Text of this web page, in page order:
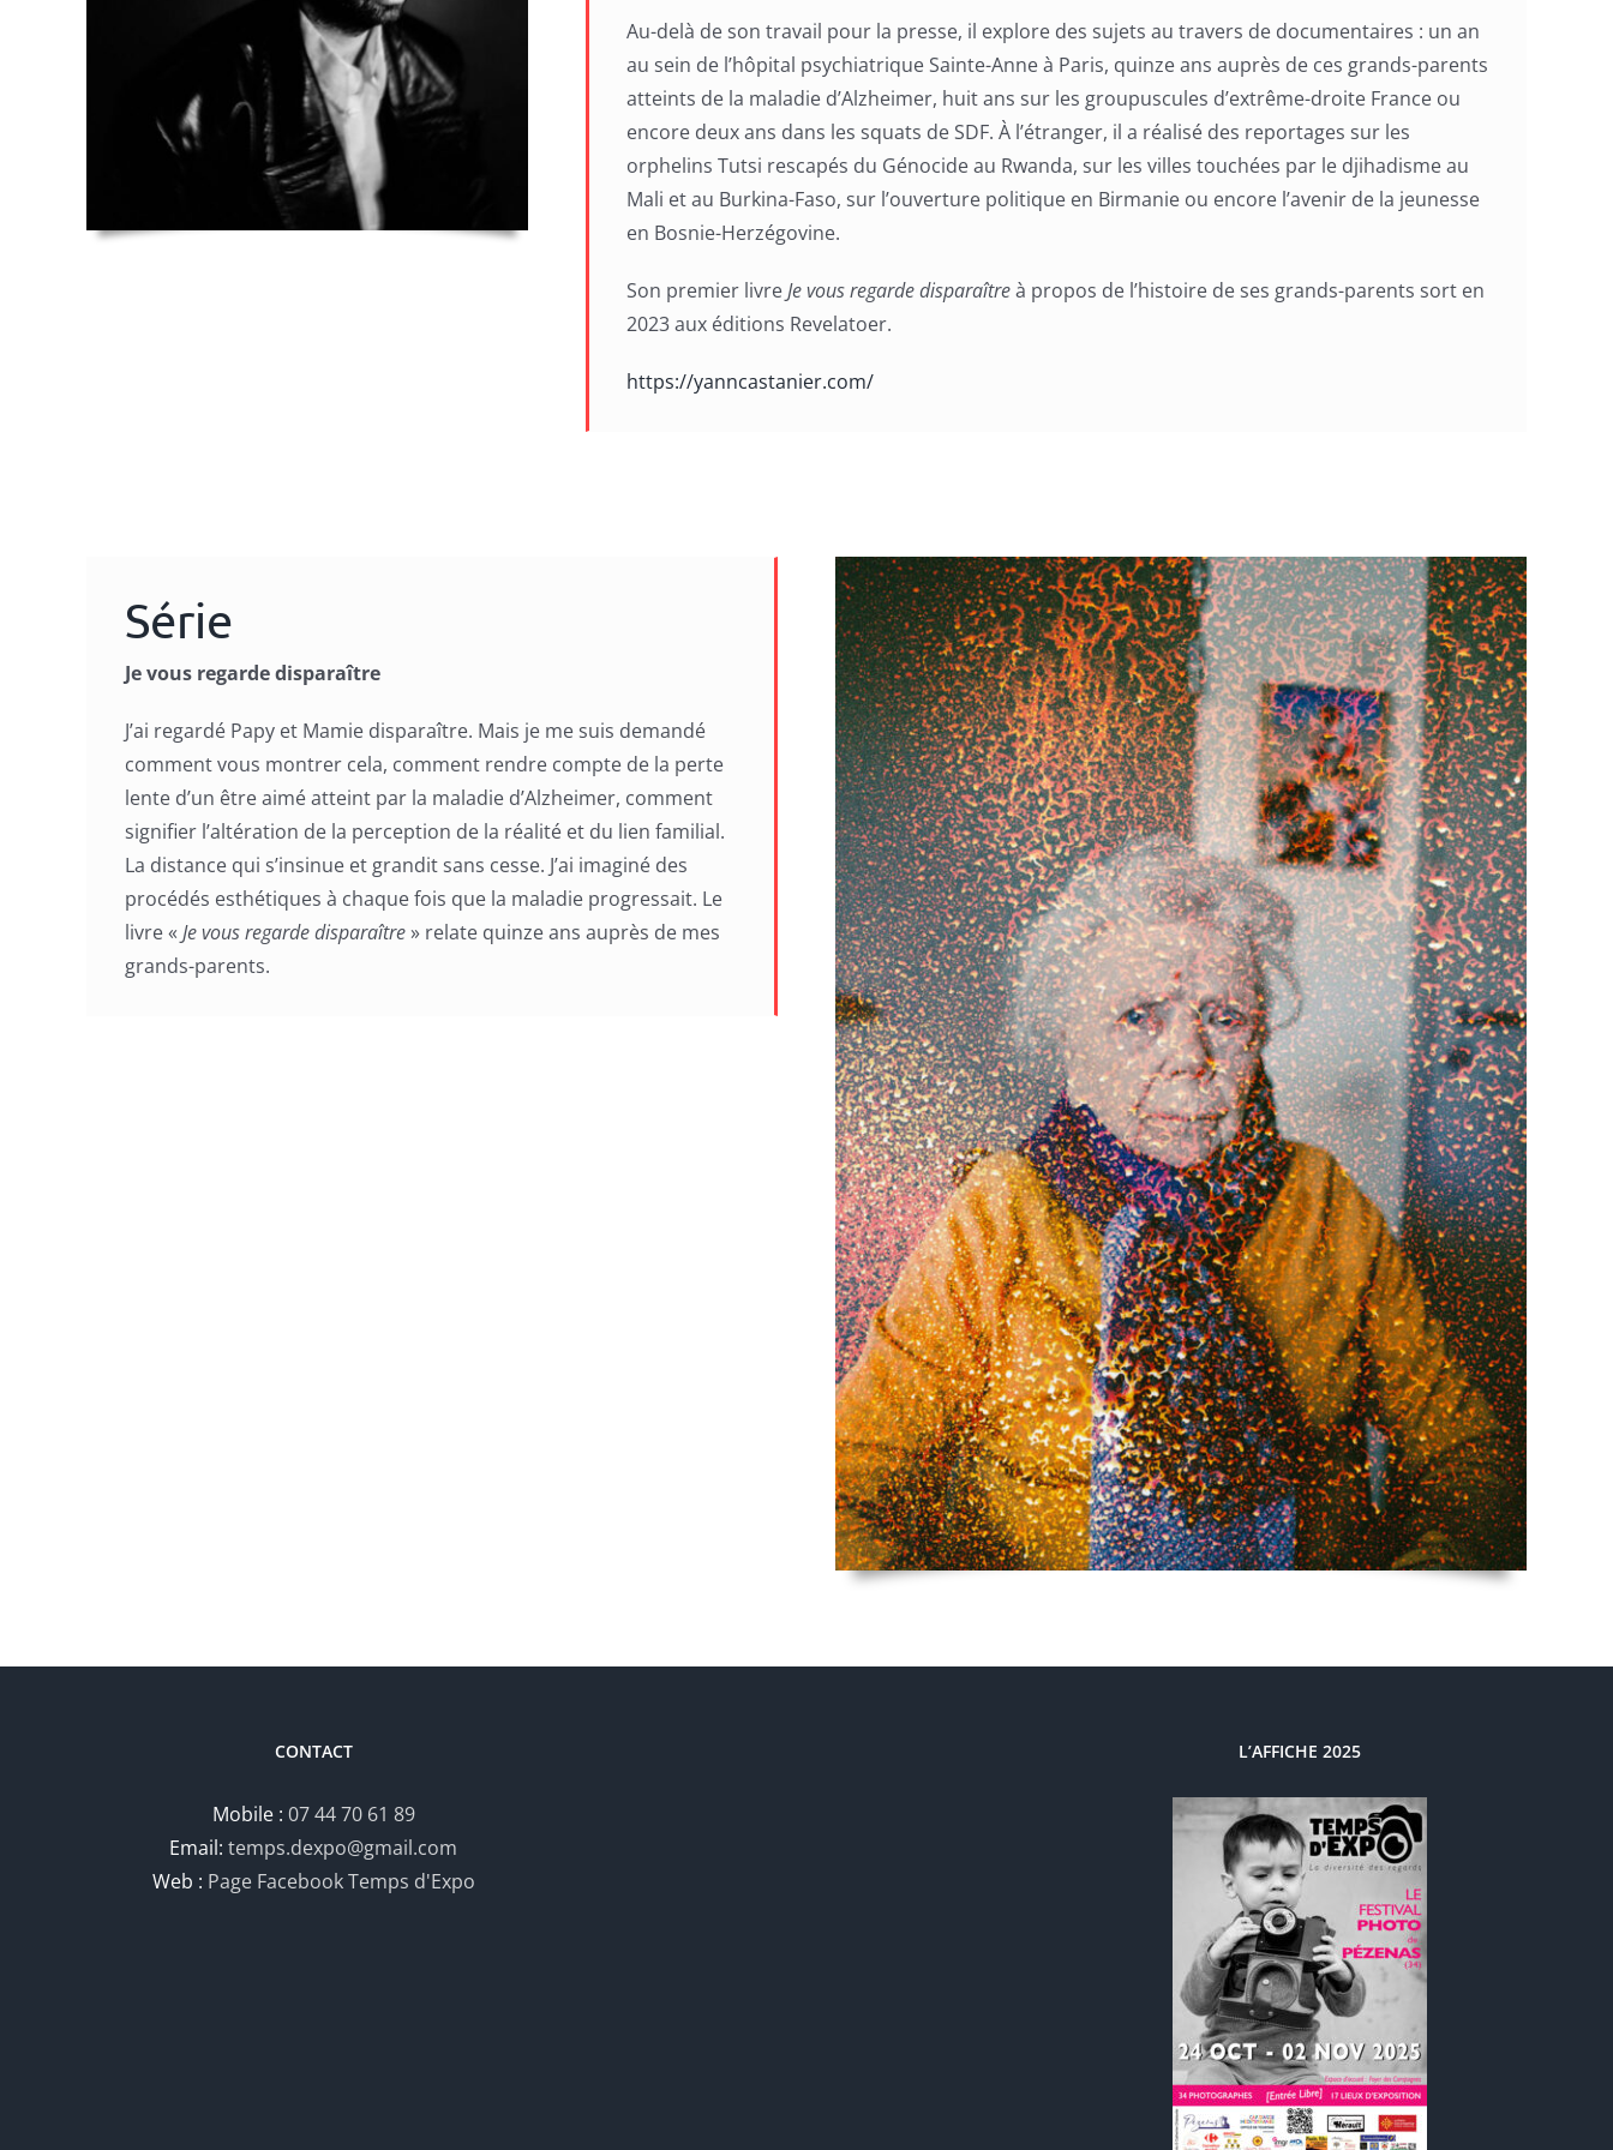
Au-delà de son travail pour la presse, il explore des sujets au travers de documentaires : un an
au sein de l’hôpital psychiatrique Sainte-Anne à Paris, quinze ans auprès de ces grands-parents
atteints de la maladie d’Alzheimer, huit ans sur les groupuscules d’extrême-droite France ou
encore deux ans dans les squats de SDF. À l’étranger, il a réalisé des reportages sur les
orphelins Tutsi rescapés du Génocide au Rwanda, sur les villes touchées par le djihadisme au
Mali et au Burkina-Faso, sur l’ouverture politique en Birmanie ou encore l’avenir de la jeunesse
en Bosnie-Herzégovine.
Son premier livreJe vous regarde disparaîtreà propos de l’histoire de ses grands-parents sort en
2023 aux éditions Revelatoer.
https://yanncastanier.com/
Série
Je vous regarde disparaître
J’ai regardé Papy et Mamie disparaître. Mais je me suis demandé
comment vous montrer cela, comment rendre compte de la perte
lente d’un être aimé atteint par la maladie d’Alzheimer, comment
signifier l’altération de la perception de la réalité et du lien familial.
La distance qui s’insinue et grandit sans cesse. J’ai imaginé des
procédés esthétiques à chaque fois que la maladie progressait. Le
livre « Je vous regarde disparaître» relate quinze ans auprès de mes
grands-parents.
CONTACT
Mobile : 07 44 70 61 89
Email:temps.dexpo@gmail.com
Web : Page Facebook Temps d'Expo
L’AFFICHE 2025